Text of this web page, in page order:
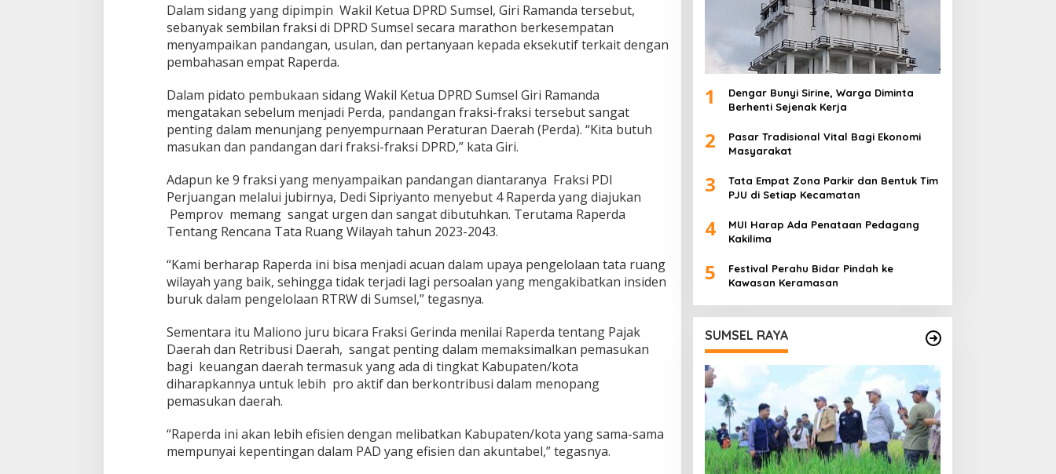
Dalam sidang yang dipimpin Wakil Ketua DPRD Sumsel, Giri Ramanda tersebut,
sebanyak sembilan fraksi di DPRD Sumsel secara marathon berkesempatan
menyampaikan pandangan, usulan, dan pertanyaan kepada eksekutif terkait dengan
pembahasan empat Raperda.
Dalam pidato pembukaan sidang Wakil Ketua DPRD Sumsel Giri Ramanda
mengatakan sebelum menjadi Perda, pandangan fraksi-fraksi tersebut sangat
penting dalam menunjang penyempurnaan Peraturan Daerah (Perda). “Kita butuh
masukan dan pandangan dari fraksi-fraksi DPRD,” kata Giri.
Adapun ke 9 fraksi yang menyampaikan pandangan diantaranya Fraksi PDI
Perjuangan melalui jubirnya, Dedi Sipriyanto menyebut 4 Raperda yang diajukan
Pemprov memang sangat urgen dan sangat dibutuhkan. Terutama Raperda
Tentang Rencana Tata Ruang Wilayah tahun 2023-2043.
“Kami berharap Raperda ini bisa menjadi acuan dalam upaya pengelolaan tata ruang
wilayah yang baik, sehingga tidak terjadi lagi persoalan yang mengakibatkan insiden
buruk dalam pengelolaan RTRW di Sumsel,” tegasnya.
Sementara itu Maliono juru bicara Fraksi Gerinda menilai Raperda tentang Pajak
Daerah dan Retribusi Daerah, sangat penting dalam memaksimalkan pemasukan
bagi keuangan daerah termasuk yang ada di tingkat Kabupaten/kota
diharapkannya untuk lebih pro aktif dan berkontribusi dalam menopang
pemasukan daerah.
“Raperda ini akan lebih efisien dengan melibatkan Kabupaten/kota yang sama-sama
mempunyai kepentingan dalam PAD yang efisien dan akuntabel,” tegasnya.
1
Dengar Bunyi Sirine, Warga Diminta
Berhenti Sejenak Kerja
2
Pasar Tradisional Vital Bagi Ekonomi
Masyarakat
3
Tata Empat Zona Parkir dan Bentuk Tim
PJU di Setiap Kecamatan
4
MUI Harap Ada Penataan Pedagang
Kakilima
5
Festival Perahu Bidar Pindah ke
Kawasan Keramasan
SUMSEL RAYA